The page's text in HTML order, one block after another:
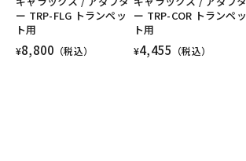
ー TRP-FLG トランペッ
ト用
¥8,800 （税込）
ー TRP-COR トランペッ
ト用
¥4,455 （税込）